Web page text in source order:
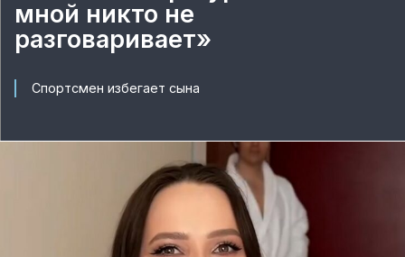
мной никто не
разговаривает»
Спортсмен избегает сына